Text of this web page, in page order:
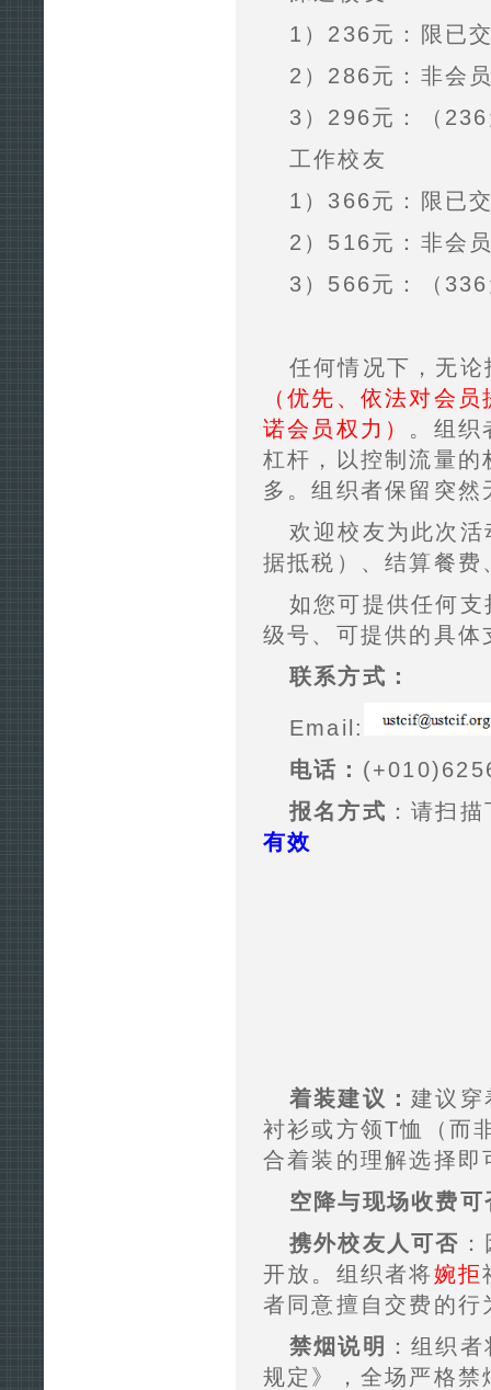
1）236元：限已
2）286元：非会
3）296元：（
工作校友
1）366元：限已
2）516元：非会
3）566元：（
任何情况下，无
（优先、依法对会
诺会员权力） 。组织
杠杆，以控制流量
多。组织者保留突
欢迎校友为此次活
据抵税）、结算餐
如您可提供任何
级号、可提供的具体
联系方式：
Email:
电话：
报名方式 ：请扫
有效
着装建议： 建议穿
衬衫或方领T恤（而
合着装的理解选择即
空降与现场收费可
携外校友人可否
开放。组织者将婉拒
者同意擅自交费的
禁烟说明
：组织
规定》，全场严格